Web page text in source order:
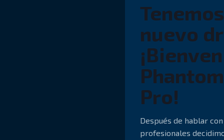
Tenemos
nuevo
Pro!
Después de hablar
profesionales